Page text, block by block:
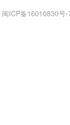
闽ICP备16010830号-